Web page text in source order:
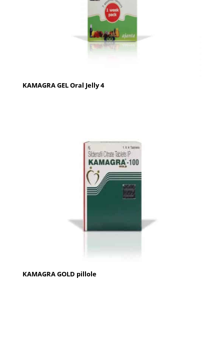
KAMAGRA GEL Oral Jelly 4
KAMAGRA GOLD pillole